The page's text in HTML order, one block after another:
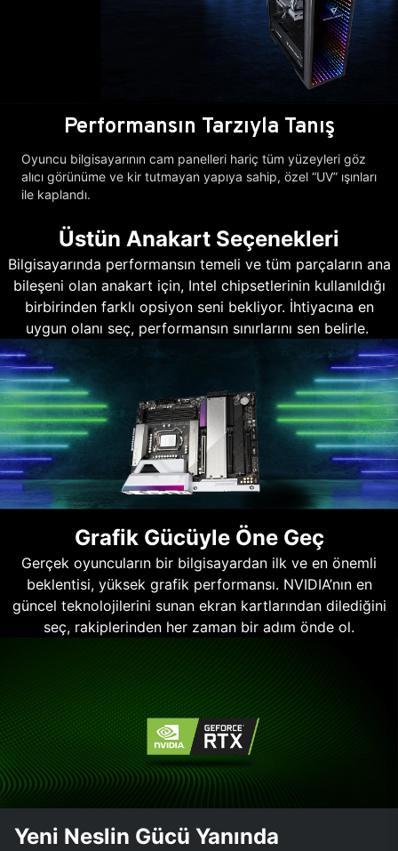
Performansın Tarzıyla Tanış
Oyuncu bilgisayarının cam panelleri hariç tüm yüzeyleri göz
alıcı görünüme ve kir tutmayan yapıya sahip, özel “UV” ışınları
ile kaplandı.
Üstün Anakart Seçenekleri
Bilgisayarında performansın temeli ve tüm parçaların ana
bileşeni olan anakart için, Intel chipsetlerinin kullanıldığı
birbirinden farklı opsiyon seni bekliyor. İhtiyacına en
uygun olanı seç, performansın sınırlarını sen belirle.
Grafik Gücüyle Öne Geç
Gerçek oyuncuların bir bilgisayardan ilk ve en önemli
beklentisi, yüksek grafik performansı. NVIDIA’nın en
güncel teknolojilerini sunan ekran kartlarından dilediğini
seç, rakiplerinden her zaman bir adım önde ol.
Yeni Neslin Gücü Yanında